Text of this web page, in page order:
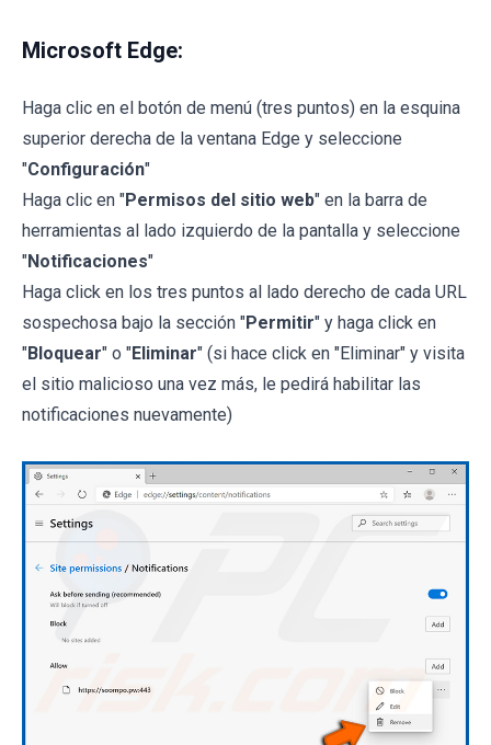
Microsoft Edge:
Haga clic en el botón de menú (tres puntos) en la esquina
superior derecha de la ventana Edge y seleccione
"Configuración"
Haga clic en "Permisos del sitio web" en la barra de
herramientas al lado izquierdo de la pantalla y seleccione
"Notificaciones"
Haga click en los tres puntos al lado derecho de cada URL
sospechosa bajo la sección "Permitir" y haga click en
"Bloquear" o "Eliminar" (si hace click en "Eliminar" y visita
el sitio malicioso una vez más, le pedirá habilitar las
notificaciones nuevamente)